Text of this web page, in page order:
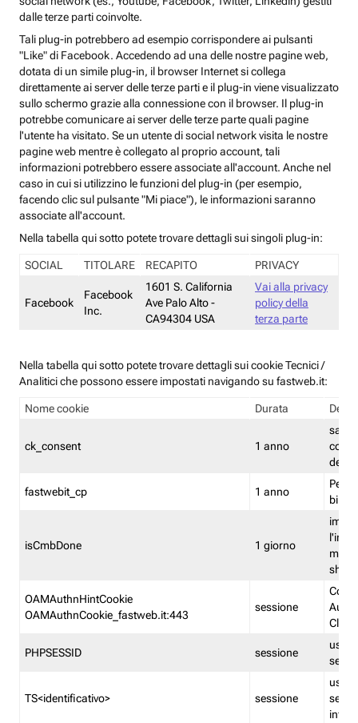
dalle terze parti coinvolte.
Tali plug-in potrebbero ad esempio corrispondere ai pulsanti
"Like" di Facebook. Accedendo ad una delle nostre pagine web,
dotata di un simile plug-in, il browser Internet si collega
direttamente ai server delle terze parti e il plug-in viene visualizzato
sullo schermo grazie alla connessione con il browser. Il plug-in
potrebbe comunicare ai server delle terze parte quali pagine
l'utente ha visitato. Se un utente di social network visita le nostre
pagine web mentre è collegato al proprio account, tali
informazioni potrebbero essere associate all'account. Anche nel
caso in cui si utilizzino le funzioni del plug-in (per esempio,
facendo clic sul pulsante "Mi piace"), le informazioni saranno
associate all'account.
Nella tabella qui sotto potete trovare dettagli sui singoli plug-in:
SOCIAL TITOLARE RECAPITO PRIVACY
Facebook
Facebook
Inc.
1601 S. California
Ave Palo Alto -
CA94304 USA
Vai alla privacy
policy della
terza parte
Nella tabella qui sotto potete trovare dettagli sui cookie Tecnici /
Analitici che possono essere impostati navigando su fastweb.it:
Nome cookie Durata
ck_consent 1 anno
salva
dei
fastwebit_cp 1 anno
isCmbDone 1 giorno
shp
OAMAuthnHintCookie
OAMAuthnCookie_fastweb.it:443
sessione
PHPSESSID sessione
TS<identificativo> sessione